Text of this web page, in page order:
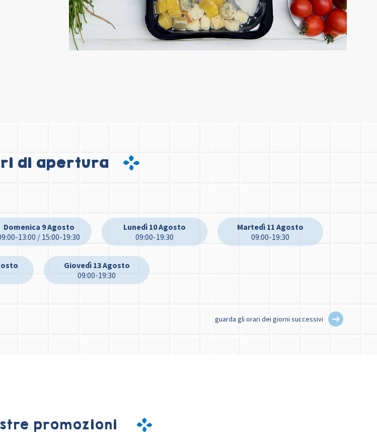
di apertura
Domenica 9 Agosto
13:00 / 15:00-19:30
Lunedì 10 Agosto
09:00-19:30
Martedì 11 Agosto
09:00-19:30
Giovedì 13 Agosto
09:00-19:30
guarda gli orari dei giorni successivi
promozioni